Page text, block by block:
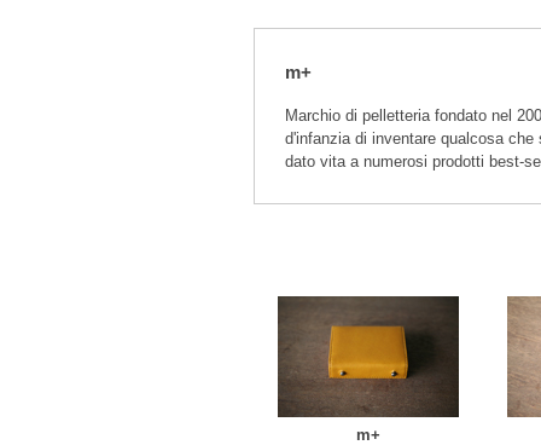
m+
Marchio di pelletteria fondato nel
d'infanzia di inventare qualcosa
dato vita a numerosi prodotti best-
m+